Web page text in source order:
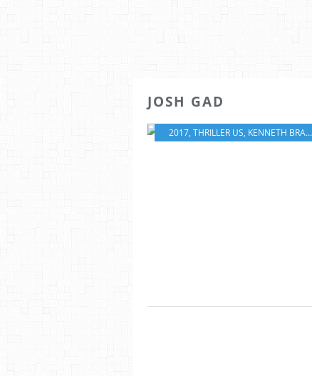
JOSH GAD
2017, THRILLER US, KENNETH BRANAGH